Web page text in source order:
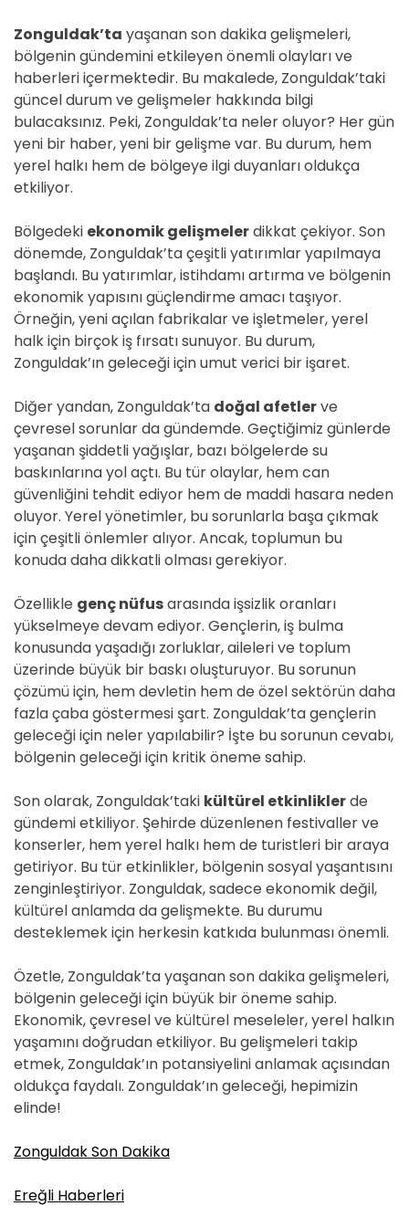
Zonguldak’ta yaşanan son dakika gelişmeleri,
bölgenin gündemini etkileyen önemli olayları ve
haberleri içermektedir. Bu makalede, Zonguldak’taki
güncel durum ve gelişmeler hakkında bilgi
bulacaksınız. Peki, Zonguldak’ta neler oluyor? Her gün
yeni bir haber, yeni bir gelişme var. Bu durum, hem
yerel halkı hem de bölgeye ilgi duyanları oldukça
etkiliyor.
Bölgedeki ekonomik gelişmelerdikkat çekiyor. Son
dönemde, Zonguldak’ta çeşitli yatırımlar yapılmaya
başlandı. Bu yatırımlar, istihdamı artırma ve bölgenin
ekonomik yapısını güçlendirme amacı taşıyor.
Örneğin, yeni açılan fabrikalar ve işletmeler, yerel
halk için birçok iş fırsatı sunuyor. Bu durum,
Zonguldak’ın geleceği için umut verici bir işaret.
Diğer yandan, Zonguldak’ta doğal afetlerve
çevresel sorunlar da gündemde. Geçtiğimiz günlerde
yaşanan şiddetli yağışlar, bazı bölgelerde su
baskınlarına yol açtı. Bu tür olaylar, hem can
güvenliğini tehdit ediyor hem de maddi hasara neden
oluyor. Yerel yönetimler, bu sorunlarla başa çıkmak
için çeşitli önlemler alıyor. Ancak, toplumun bu
konuda daha dikkatli olması gerekiyor.
Özellikle genç nüfusarasında işsizlik oranları
yükselmeye devam ediyor. Gençlerin, iş bulma
konusunda yaşadığı zorluklar, aileleri ve toplum
üzerinde büyük bir baskı oluşturuyor. Bu sorunun
çözümü için, hem devletin hem de özel sektörün daha
fazla çaba göstermesi şart. Zonguldak’ta gençlerin
geleceği için neler yapılabilir? İşte bu sorunun cevabı,
bölgenin geleceği için kritik öneme sahip.
Son olarak, Zonguldak’taki kültürel etkinliklerde
gündemi etkiliyor. Şehirde düzenlenen festivaller ve
konserler, hem yerel halkı hem de turistleri bir araya
getiriyor. Bu tür etkinlikler, bölgenin sosyal yaşantısını
zenginleştiriyor. Zonguldak, sadece ekonomik değil,
kültürel anlamda da gelişmekte. Bu durumu
desteklemek için herkesin katkıda bulunması önemli.
Özetle, Zonguldak’ta yaşanan son dakika gelişmeleri,
bölgenin geleceği için büyük bir öneme sahip.
Ekonomik, çevresel ve kültürel meseleler, yerel halkın
yaşamını doğrudan etkiliyor. Bu gelişmeleri takip
etmek, Zonguldak’ın potansiyelini anlamak açısından
oldukça faydalı. Zonguldak’ın geleceği, hepimizin
elinde!
Zonguldak Son Dakika
Ereğli Haberleri